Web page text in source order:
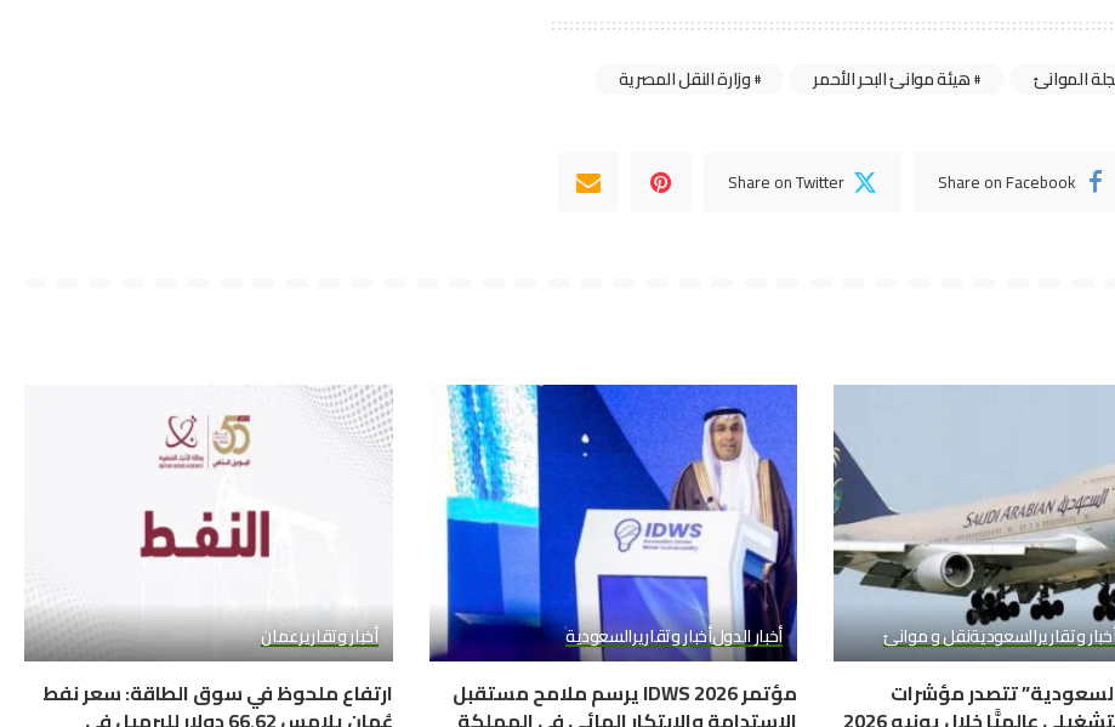
الموانئ هيئة موانئ البحر الأحمر وزارة النقل المصرية
Share on Facebook
Share on Twitter
وتقاريرالسعوديةنقل و موانئ
تتصدر مؤشرات
أخبار الدولأخبار وتقاريرالسعودية
مؤتمر IDWS 2026 يرسم ملامح مستقبل
أخبار وتقاريرعمان
ارتفاع ملحوظ في سوق الطاقة: سعر نفط